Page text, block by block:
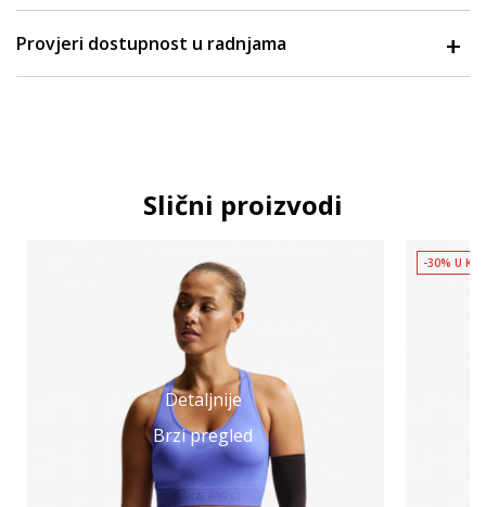
Provjeri dostupnost u radnjama
Slični proizvodi
Detaljnije
Brzi pregled
-30% U